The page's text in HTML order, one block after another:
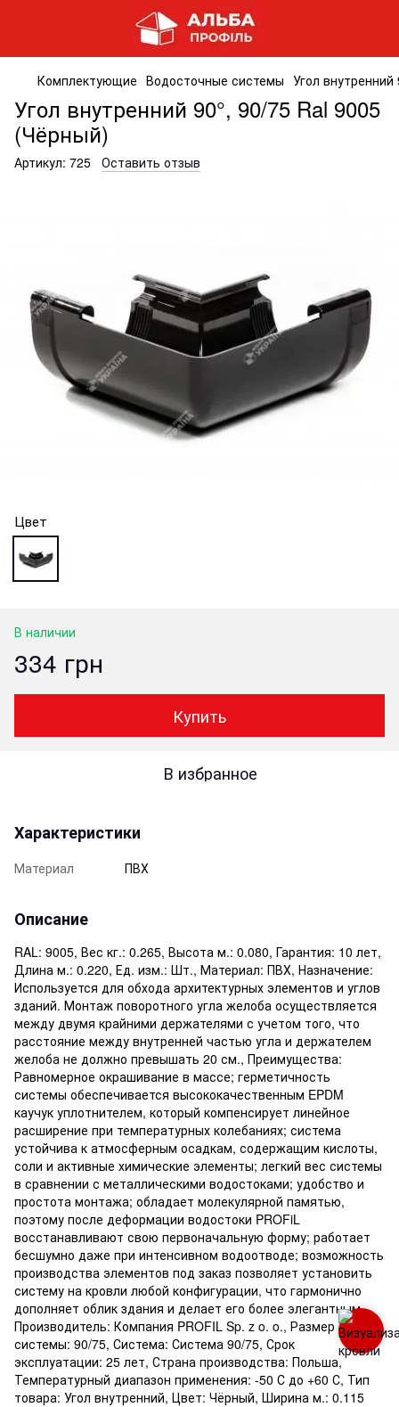
Комплектующие Водосточные системы Угол
Угол внутренний 90°, 90/75 Ral 9005
(Чёрный)
Артикул: 725 Оставить отзыв
Цвет
В наличии
334 грн
Купить
В избранное
Характеристики
Материал ПВХ
Описание
RAL: 9005, Вес кг.: 0.265, Высота м.: 0.080, Гарантия: 10 лет,
Длина м.: 0.220, Ед. изм.: Шт., Материал: ПВХ, Назначение:
Используется для обхода архитектурных элементов и углов
зданий. Монтаж поворотного угла желоба осуществляется
между двумя крайними держателями с учетом того, что
расстояние между внутренней частью угла и держателем
желоба не должно превышать 20 см., Преимущества:
Равномерное окрашивание в массе; герметичность
системы обеспечивается высококачественным EPDM
каучук уплотнителем, который компенсирует линейное
расширение при температурных колебаниях; система
устойчива к атмосферным осадкам, содержащим кислоты,
соли и активные химические элементы; легкий вес системы
в сравнении с металлическими водостоками; удобство и
простота монтажа; обладает молекулярной памятью,
поэтому после деформации водостоки PROFiL
восстанавливают свою первоначальную форму; работает
бесшумно даже при интенсивном водоотводе; возможность
производства элементов под заказ позволяет установить
систему на кровли любой конфигурации, что гармонично
дополняет облик здания и делает его более элегантным.,
Производитель: Компания PROFIL Sp. z o. o., Размер
системы: 90/75, Система: Система 90/75, Срок
эксплуатации: 25 лет, Страна производства: Польша,
Температурный диапазон применения: -50 С до +60 С, Тип
товара: Угол внутренний, Цвет: Чёрный, Ширина м.: 0.115